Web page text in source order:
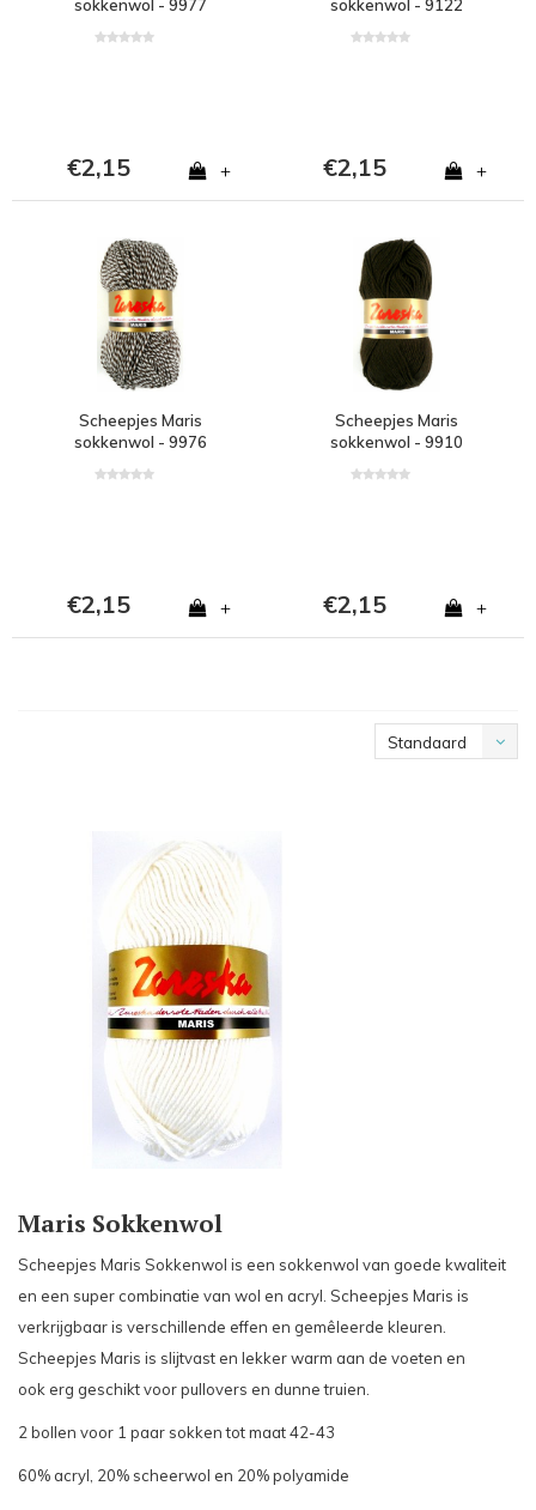
sokkenwol - 9977
€2,15 +
sokkenwol - 9122
€2,15 +
Scheepjes Maris
sokkenwol - 9976
€2,15 +
Scheepjes Maris
sokkenwol - 9910
€2,15 +
Standaard
Maris Sokkenwol
Scheepjes Maris Sokkenwol is een sokkenwol van goede kwaliteit
en een super combinatie van wol en acryl. Scheepjes Maris is
verkrijgbaar is verschillende effen en gemêleerde kleuren.
Scheepjes Maris is slijtvast en lekker warm aan de voeten en
ook erg geschikt voor pullovers en dunne truien.
2 bollen voor 1 paar sokken tot maat 42-43
60% acryl, 20% scheerwol en 20% polyamide